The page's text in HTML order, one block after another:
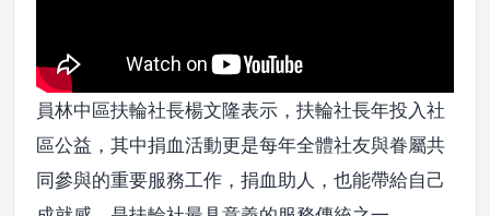
員林中區扶輪社長楊文隆表示，扶輪社長年投入社
區公益，其中捐血活動更是每年全體社友與眷屬共
同參與的重要服務工作，捐血助人，也能帶給自己